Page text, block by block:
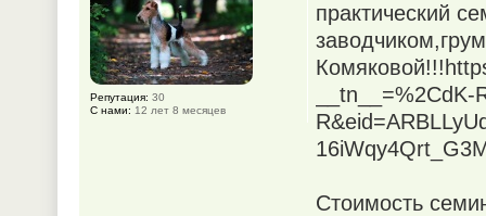
практический
__tn__=%2CdK-
Стоимость
Репутация: 30
С нами: 12 лет 8 месяцев